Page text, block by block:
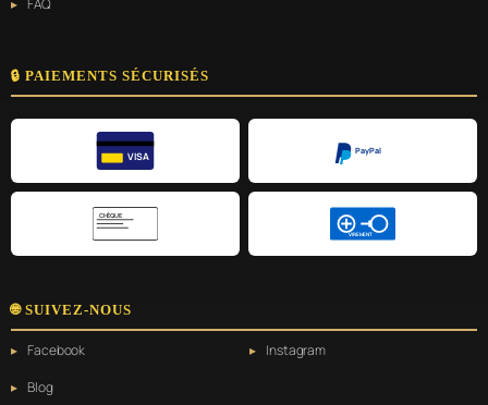
🔒 PAIEMENTS SÉCURISÉS
VISA
PayPal
CHÈQUE
VIREMENT
🌐 SUIVEZ-NOUS
Facebook
Instagram
Blog